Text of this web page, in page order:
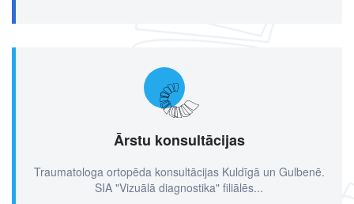
Ārstu konsultācijas
Traumatologa ortopēda konsultācijas Kuldīgā un Gulbenē.
SIA "Vizuālā diagnostika" filiālēs...